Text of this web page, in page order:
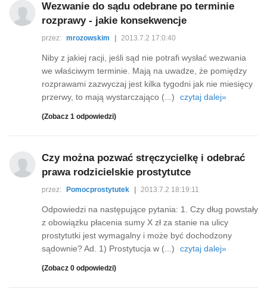
Wezwanie do sądu odebrane po terminie
rozprawy - jakie konsekwencje
przez: mrozowskim 2013.7.2 17:0:40
Niby z jakiej racji, jeśli sąd nie potrafi wysłać wezwania
we właściwym terminie. Mają na uwadze, że pomiędzy
rozprawami zazwyczaj jest kilka tygodni jak nie miesięcy
przerwy, to mają wystarczająco (...)
czytaj dalej»
(Zobacz 1 odpowiedzi)
Czy można pozwać stręczycielkę i odebrać
prawa rodzicielskie prostytutce
przez: Pomocprostytutek 2013.7.2 18:19:11
Odpowiedzi na następujące pytania: 1. Czy dług powstały
z obowiązku płacenia sumy X zł za stanie na ulicy
prostytutki jest wymagalny i może być dochodzony
sądownie? Ad. 1) Prostytucja w (...)
czytaj dalej»
(Zobacz 0 odpowiedzi)